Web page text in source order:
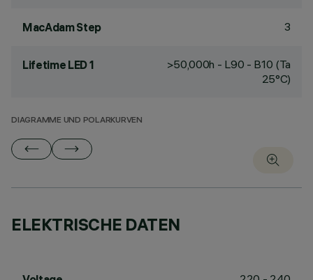
MacAdam Step 3
Lifetime LED 1
>50,000h - L90 - B10 (Ta
25°C)
DIAGRAMME UND POLARKURVEN
ELEKTRISCHE DATEN